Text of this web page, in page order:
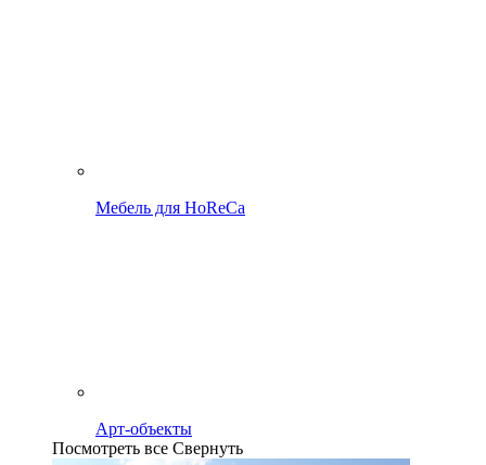
Мебель для HoReCa
Арт-объекты
Посмотреть все Свернуть